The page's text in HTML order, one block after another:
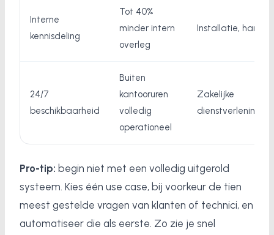
Interne
kennisdeling
Tot 40%
minder intern
overleg
Installatie, handel
24/7
beschikbaarheid
Buiten
kantooruren
volledig
operationeel
Zakelijke
dienstverlening
Pro-tip: begin niet met een volledig uitgerold
systeem. Kies één use case, bij voorkeur de tien
meest gestelde vragen van klanten of technici, en
automatiseer die als eerste. Zo zie je snel